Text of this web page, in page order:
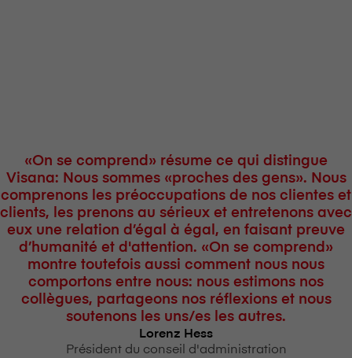
«On se comprend» résume ce qui distingue
V⁠i⁠s⁠a⁠n⁠a: Nous sommes «proches des gens». Nous
comprenons les préoccupations de nos clientes et
clients, les prenons au sérieux et entretenons avec
eux une relation d’égal à égal, en faisant preuve
d’humanité et d'attention. «On se comprend»
montre toutefois aussi comment nous nous
comportons entre nous: nous estimons nos
collègues, partageons nos réflexions et nous
soutenons les uns/es les autres.
Lorenz Hess
Président du conseil d'administration